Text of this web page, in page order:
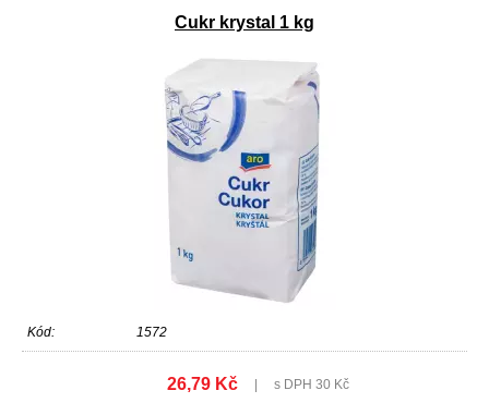
Cukr krystal 1 kg
Kód: 1572
26,79 Kč s DPH 30 Kč